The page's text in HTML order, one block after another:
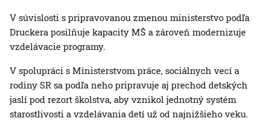
V súvislosti s pripravovanou zmenou ministerstvo podľa
Druckera posilňuje kapacity MŠ a zároveň modernizuje
vzdelávacie programy.
V spolupráci s Ministerstvom práce, sociálnych vecí a
rodiny SR sa podľa neho pripravuje aj prechod detských
jaslí pod rezort školstva, aby vznikol jednotný systém
starostlivosti a vzdelávania detí už od najnižšieho veku.